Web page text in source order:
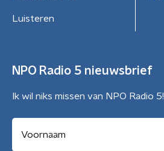
Luisteren
NPO Radio 5 nieuwsbrief
Ik wil niks missen van NPO Radio 5!